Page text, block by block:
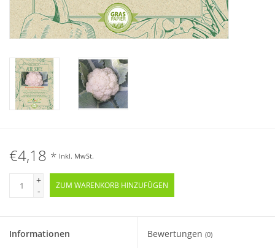
€4,18 * Inkl. MwSt.
+
-
ZUM WARENKORB HINZUFÜGEN
Informationen Bewertungen (0)